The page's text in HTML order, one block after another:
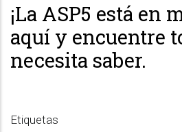
¡La ASP5 está en
aquí y encuentre
necesita saber.
Etiquetas